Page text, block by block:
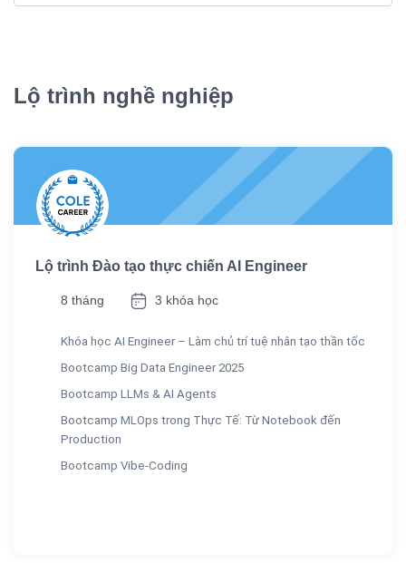
Lộ trình nghề nghiệp
Lộ trình Đào tạo thực chiến AI Engineer
8 tháng 3 khóa học
Khóa học AI Engineer – Làm chủ trí tuệ nhân tạo thần tốc
Bootcamp Big Data Engineer 2025
Bootcamp LLMs & AI Agents
Bootcamp MLOps trong Thực Tế: Từ Notebook đến
Production
Bootcamp Vibe-Coding